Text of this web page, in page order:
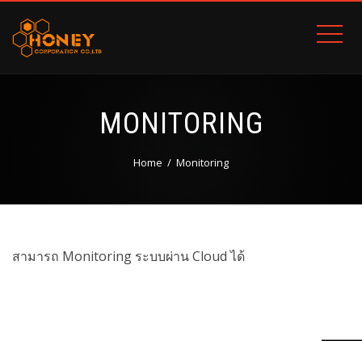
MONITORING
Home Monitoring
สามารถ Monitoring ระบบผ่าน Cloud ได้